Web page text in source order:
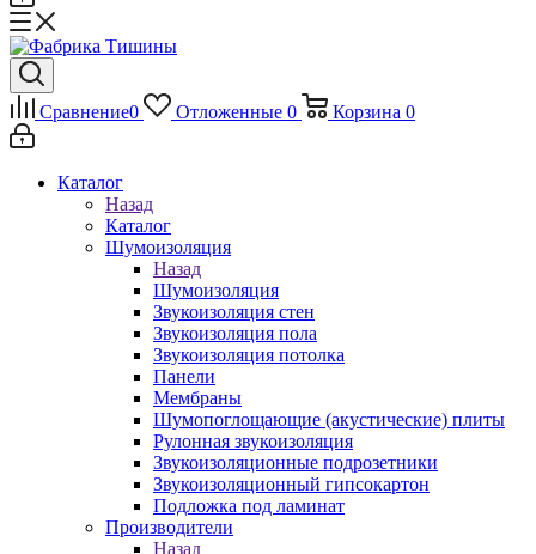
Сравнение0 Отложенные 0 Корзина 0
Каталог
Назад
Каталог
Шумоизоляция
Назад
Шумоизоляция
Звукоизоляция стен
Звукоизоляция пола
Звукоизоляция потолка
Панели
Мембраны
Шумопоглощающие (акустические) плиты
Рулонная звукоизоляция
Звукоизоляционные подрозетники
Звукоизоляционный гипсокартон
Подложка под ламинат
Производители
Назад